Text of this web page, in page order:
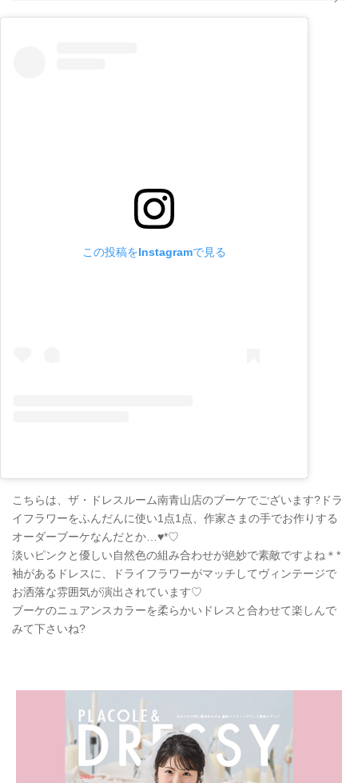
この投稿をInstagramで見る
こちらは、ザ・ドレスルーム南青山店のブーケでございます?ドラ
イフラワーをふんだんに使い1点1点、作家さまの手でお作りする
オーダーブーケなんだとか…♥*♡
淡いピンクと優しい自然色の組み合わせが絶妙で素敵ですよね ＊ *
袖があるドレスに、ドライフラワーがマッチしてヴィンテージで
お洒落な雰囲気が演出されています♡
ブーケのニュアンスカラーを柔らかいドレスと合わせて楽しんで
みて下さいね?